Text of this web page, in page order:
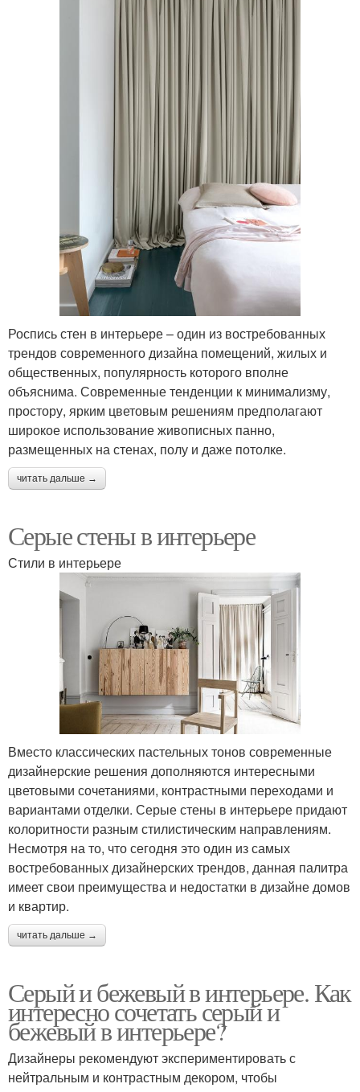
Роспись стен в интерьере – один из востребованных
трендов современного дизайна помещений, жилых и
общественных, популярность которого вполне
объяснима. Современные тенденции к минимализму,
простору, ярким цветовым решениям предполагают
широкое использование живописных панно,
размещенных на стенах, полу и даже потолке.
читать дальше →
Серые стены в интерьере
Стили в интерьере
Вместо классических пастельных тонов современные
дизайнерские решения дополняются интересными
цветовыми сочетаниями, контрастными переходами и
вариантами отделки. Серые стены в интерьере придают
колоритности разным стилистическим направлениям.
Несмотря на то, что сегодня это один из самых
востребованных дизайнерских трендов, данная палитра
имеет свои преимущества и недостатки в дизайне домов
и квартир.
читать дальше →
Серый и бежевый в интерьере. Как
интересно сочетать серый и
бежевый в интерьере?
Дизайнеры рекомендуют экспериментировать с
нейтральным и контрастным декором, чтобы